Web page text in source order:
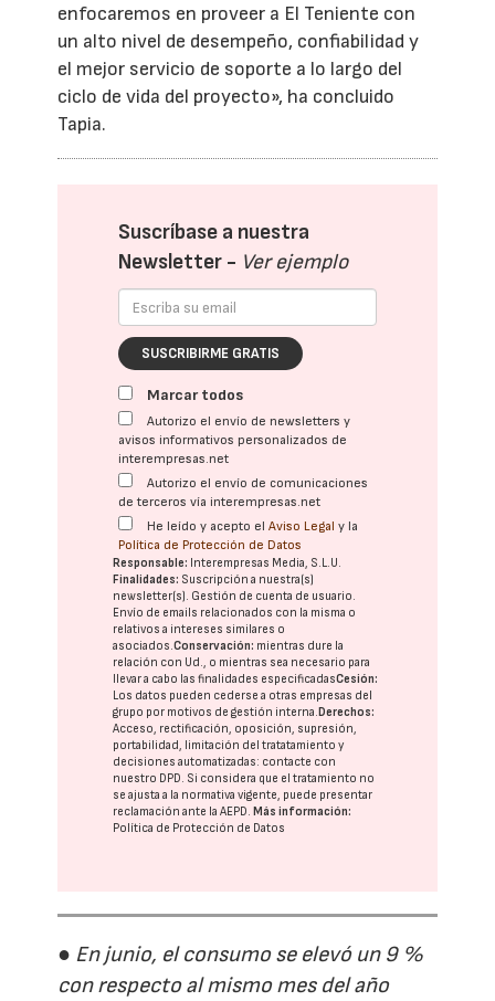
enfocaremos en proveer a El Teniente con
un alto nivel de desempeño, confiabilidad y
el mejor servicio de soporte a lo largo del
ciclo de vida del proyecto», ha concluido
Tapia.
Suscríbase a nuestra
Newsletter - Ver ejemplo
SUSCRIBIRME GRATIS
Marcar todos
Autorizo el envío de newsletters y
avisos informativos personalizados de
interempresas.net
Autorizo el envío de comunicaciones
de terceros vía interempresas.net
He leído y acepto elAviso Legal y la
Política de Protección de Datos
Responsable: Interempresas Media, S.L.U.
Finalidades: Suscripción a nuestra(s)
newsletter(s). Gestión de cuenta de usuario.
Envío de emails relacionados con la misma o
relativos a intereses similares o
asociados.Conservación: mientras dure la
relación con Ud., o mientras sea necesario para
llevar a cabo las finalidades especificadasCesión:
Los datos pueden cederse a otras empresas del
grupo por motivos de gestión interna.Derechos:
Acceso, rectificación, oposición, supresión,
portabilidad, limitación del tratatamiento y
decisiones automatizadas: contacte con
nuestro DPD. Si considera que el tratamiento no
se ajusta a la normativa vigente, puede presentar
reclamación ante laAEPD.Más información:
Política de Protección de Datos
● En junio, el consumo se elevó un 9 %
con respecto al mismo mes del año